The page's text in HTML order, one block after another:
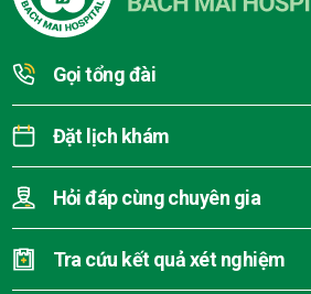
Gọi tổng đài
Đặt lịch khám
Hỏi đáp cùng chuyên gia
Tra cứu kết quả xét nghiệm